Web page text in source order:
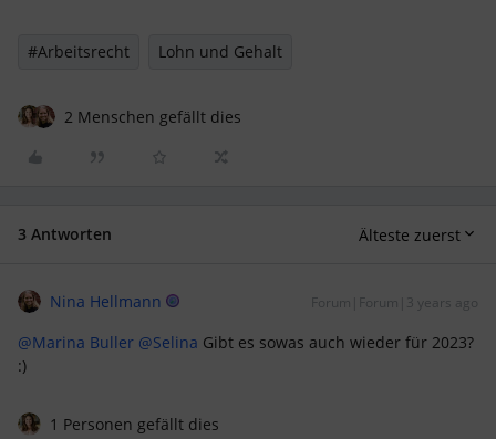
#Arbeitsrecht Lohn und Gehalt
2 Menschen gefällt dies
3 Antworten Älteste zuerst
Nina Hellmann Forum|Forum|3 years ago
@Marina Buller @Selina Gibt es sowas auch wieder für 2023?
:)
1 Personen gefällt dies